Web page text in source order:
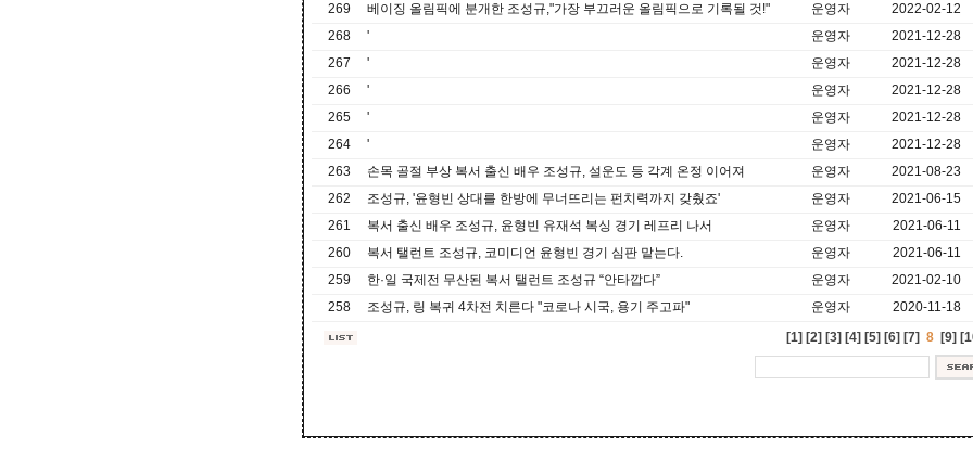
269
베이징 올림픽에 분개한 조성규,"가장 부끄러운 올림픽으로 기록될 것!" 운영자 2022-02-12
268
' 운영자 2021-12-28
267
' 운영자 2021-12-28
266
' 운영자 2021-12-28
265
' 운영자 2021-12-28
264
' 운영자 2021-12-28
263
손목 골절 부상 복서 출신 배우 조성규, 설운도 등 각계 온정 이어져 운영자 2021-08-23
262
조성규, '윤형빈 상대를 한방에 무너뜨리는 펀치력까지 갖췄죠' 운영자 2021-06-15
261
복서 출신 배우 조성규, 윤형빈 유재석 복싱 경기 레프리 나서 운영자 2021-06-11
260
복서 탤런트 조성규, 코미디언 윤형빈 경기 심판 맡는다. 운영자 2021-06-11
259
한·일 국제전 무산된 복서 탤런트 조성규 “안타깝다” 운영자 2021-02-10
258
조성규, 링 복귀 4차전 치른다 "코로나 시국, 용기 주고파" 운영자 2020-11-18
[1] [2] [3] [4] [5] [6] [7] 8 [9]